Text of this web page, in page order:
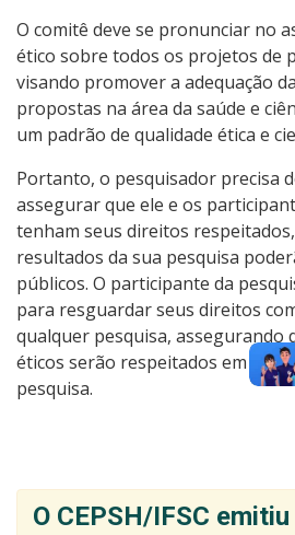
O comitê deve se pronunciar no
ético sobre todos os projetos de
visando promover a adequação
propostas na área da saúde e
um padrão de qualidade ética e
Portanto, o pesquisador precisa
assegurar que ele e os
tenham seus direitos
resultados da sua pesquisa
públicos. O participante da
para resguardar seus direitos
qualquer pesquisa, assegurando
éticos serão respeitados em
pesquisa.
O CEPSH/IFSC